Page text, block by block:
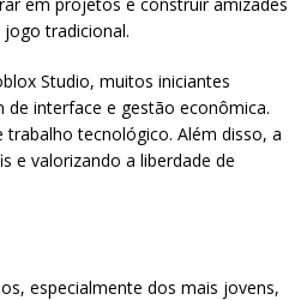
jogo tradicional.
Studio, muitos iniciantes
interface e gestão econômica.
tecnológico. Além disso, a
e valorizando a liberdade de
especialmente dos mais jovens,